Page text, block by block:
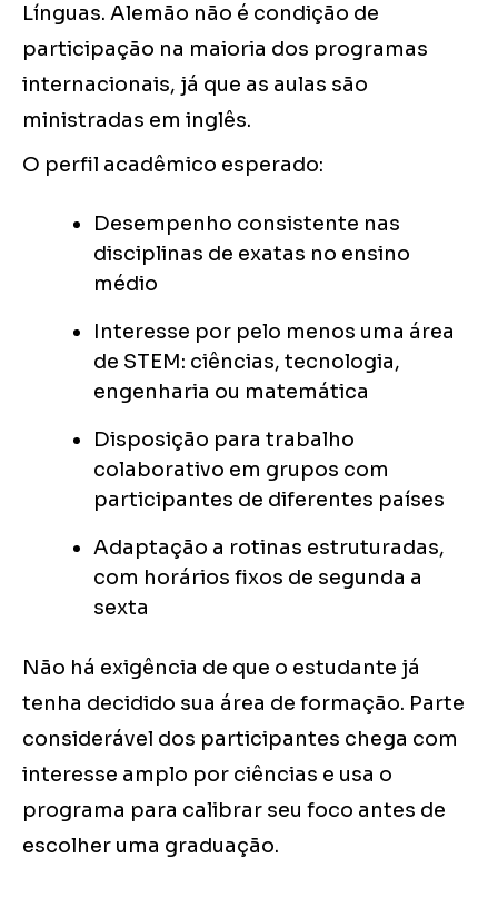
Línguas. Alemão não é condição de
participação na maioria dos programas
internacionais, já que as aulas são
ministradas em inglês.
O perfil acadêmico esperado:
Desempenho consistente nas
disciplinas de exatas no ensino
médio
Interesse por pelo menos uma área
de STEM: ciências, tecnologia,
engenharia ou matemática
Disposição para trabalho
colaborativo em grupos com
participantes de diferentes países
Adaptação a rotinas estruturadas,
com horários fixos de segunda a
sexta
Não há exigência de que o estudante já
tenha decidido sua área de formação. Parte
considerável dos participantes chega com
interesse amplo por ciências e usa o
programa para calibrar seu foco antes de
escolher uma graduação.